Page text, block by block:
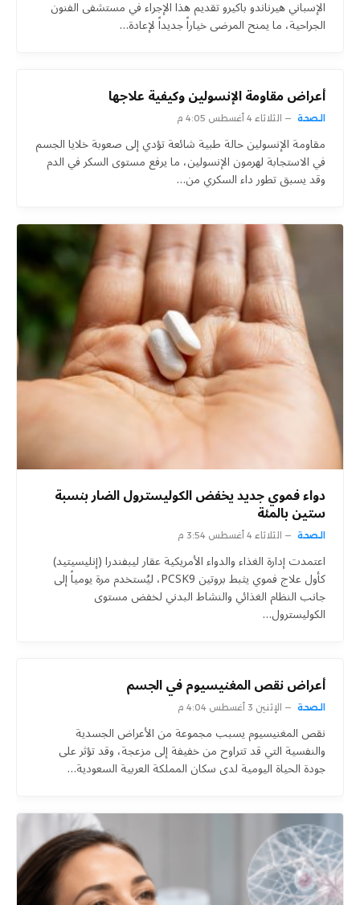
الإسباني هيرناندو باكيرو تقديم هذا الإجراء في مستشفى الفنون
الجراحية، ما يمنح المرضى خياراً جديداً لإعادة…
أعراض مقاومة الإنسولين وكيفية علاجها
الصحة الثلاثاء 4 أغسطس 4:05 م
مقاومة الإنسولين حالة طبية شائعة تؤدي إلى صعوبة خلايا الجسم
في الاستجابة لهرمون الإنسولين، ما يرفع مستوى السكر في الدم
وقد يسبق تطور داء السكري من…
دواء فموي جديد يخفض الكوليسترول الضار بنسبة
ستين بالمئة
الصحة الثلاثاء 4 أغسطس 3:54 م
اعتمدت إدارة الغذاء والدواء الأمريكية عقار ليبفندرا (إنليسيتيد)
كأول علاج فموي يثبط بروتين PCSK9، ليُستخدم مرة يومياً إلى
جانب النظام الغذائي والنشاط البدني لخفض مستوى
الكوليسترول…
أعراض نقص المغنيسيوم في الجسم
الصحة الإثنين 3 أغسطس 4:04 م
نقص المغنيسيوم يسبب مجموعة من الأعراض الجسدية
والنفسية التي قد تتراوح من خفيفة إلى مزعجة، وقد تؤثر على
جودة الحياة اليومية لدى سكان المملكة العربية السعودية…